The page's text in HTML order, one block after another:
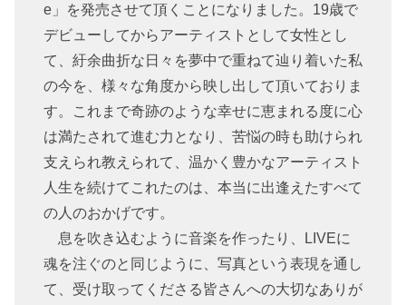
e」を発売させて頂くことになりました。19歳で
デビューしてからアーティストとして女性とし
て、紆余曲折な日々を夢中で重ねて辿り着いた私
の今を、様々な角度から映し出して頂いておりま
す。これまで奇跡のような幸せに恵まれる度に心
は満たされて進む力となり、苦悩の時も助けられ
支えられ教えられて、温かく豊かなアーティスト
人生を続けてこれたのは、本当に出逢えたすべて
の人のおかげです。
息を吹き込むように音楽を作ったり、LIVEに
魂を注ぐのと同じように、写真という表現を通し
て、受け取ってくださる皆さんへの大切なありが